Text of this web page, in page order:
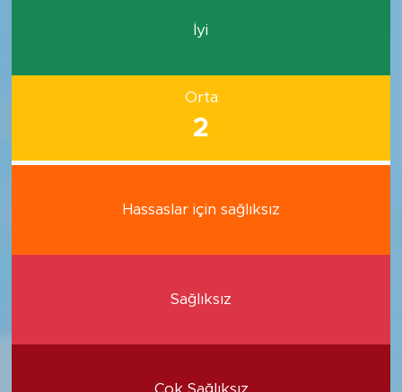
İyi
Orta
2
Hassaslar için sağlıksız
Sağlıksız